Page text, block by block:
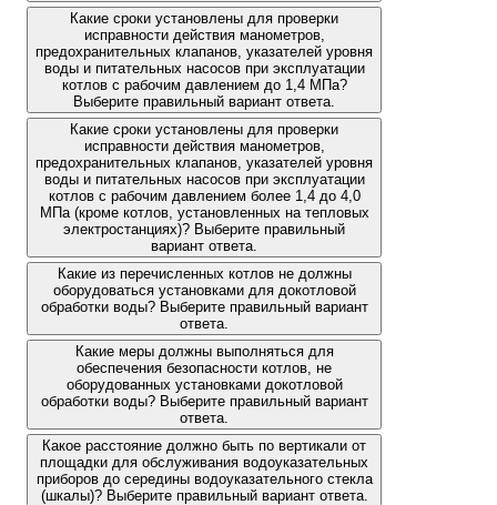
Какие сроки установлены для проверки
исправности действия манометров,
предохранительных клапанов, указателей уровня
воды и питательных насосов при эксплуатации
котлов с рабочим давлением до 1,4 МПа?
Выберите правильный вариант ответа.
Какие сроки установлены для проверки
исправности действия манометров,
предохранительных клапанов, указателей уровня
воды и питательных насосов при эксплуатации
котлов с рабочим давлением более 1,4 до 4,0
МПа (кроме котлов, установленных на тепловых
электростанциях)? Выберите правильный
вариант ответа.
Какие из перечисленных котлов не должны
оборудоваться установками для докотловой
обработки воды? Выберите правильный вариант
ответа.
Какие меры должны выполняться для
обеспечения безопасности котлов, не
оборудованных установками докотловой
обработки воды? Выберите правильный вариант
ответа.
Какое расстояние должно быть по вертикали от
площадки для обслуживания водоуказательных
приборов до середины водоуказательного стекла
(шкалы)? Выберите правильный вариант ответа.